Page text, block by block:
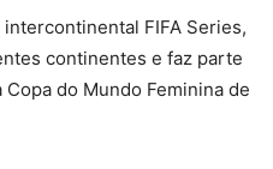
FIFA Series,
continentes e faz parte
do Mundo Feminina de